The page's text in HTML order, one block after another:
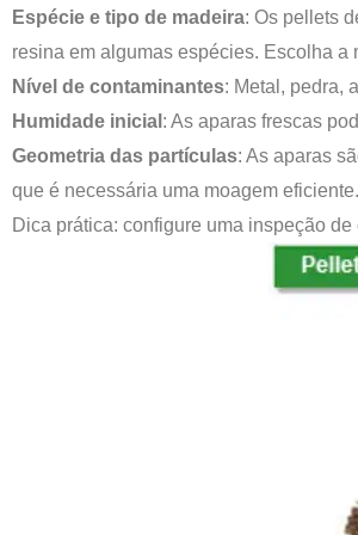
Espécie e tipo de madeira: Os pellets
resina em algumas espécies. Escolha
Nível de contaminantes: Metal, pedra,
Humidade inicial : As aparas frescas
Geometria das partículas: As aparas
que é necessária uma moagem eficiente.
Dica prática: configure uma inspeção